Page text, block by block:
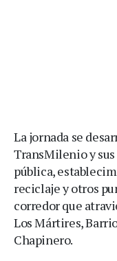
La jornada se
TransMilenio y
pública,
reciclaje y otros
corredor que
Los Mártires,
Chapinero.